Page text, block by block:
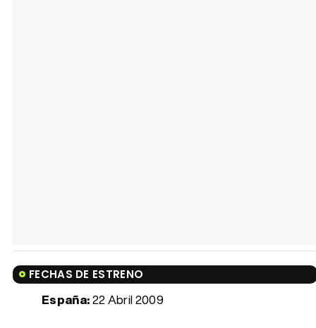
FECHAS DE ESTRENO
España:22 Abril 2009